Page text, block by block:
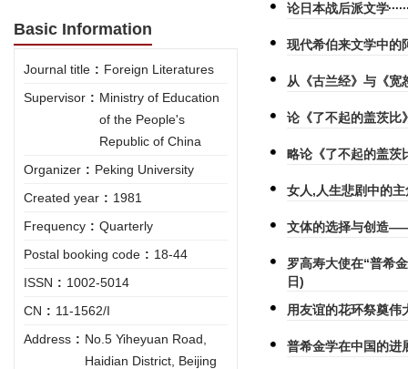
Basic Information
Journal title : Foreign Literatures
Supervisor : Ministry of Education
of the People's
Republic of China
Organizer : Peking University
Created year : 1981
Frequency : Quarterly
Postal booking code : 18-44
ISSN : 1002-5014
CN : 11-1562/I
Address : No.5 Yiheyuan Road,
Haidian District, Beijing
论日本战后派文学
现代希伯来文学中的
从《古兰经》与《宽
论《了不起的盖茨比
略论《了不起的盖茨
女人,人生悲剧中的
文体的选择与创造
罗高寿大使在“普希
日)
用友谊的花环祭奠伟
普希金学在中国的进